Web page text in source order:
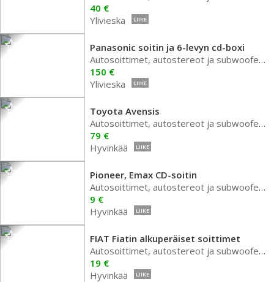
40 €
Ylivieska
LIIKE
Panasonic soitin ja 6-levyn cd-boxi
Autosoittimet, autostereot ja subwoofer autoon
150 €
Ylivieska
LIIKE
Toyota Avensis
Autosoittimet, autostereot ja subwoofer autoon
79 €
Hyvinkää
LIIKE
Pioneer, Emax CD-soitin
Autosoittimet, autostereot ja subwoofer autoon
9 €
Hyvinkää
LIIKE
FIAT Fiatin alkuperäiset soittimet
Autosoittimet, autostereot ja subwoofer autoon
19 €
Hyvinkää
LIIKE